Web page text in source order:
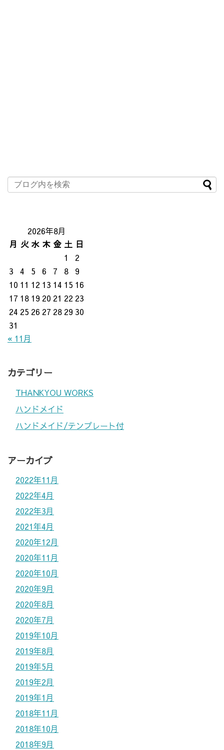
2026年8月
月 火 水 木 金 土 日
1
2
3
4 5 6 7 8
9
10 11 12 13 14 15 16
17 18 19 20 21 22 23
24 25 26 27 28 29 30
31
« 11月
カテゴリー
THANKYOU WORKS
ハンドメイド
ハンドメイド/テンプレート付
アーカイブ
2022年11月
2022年4月
2022年3月
2021年4月
2020年12月
2020年11月
2020年10月
2020年9月
2020年8月
2020年7月
2019年10月
2019年8月
2019年5月
2019年2月
2019年1月
2018年11月
2018年10月
2018年9月